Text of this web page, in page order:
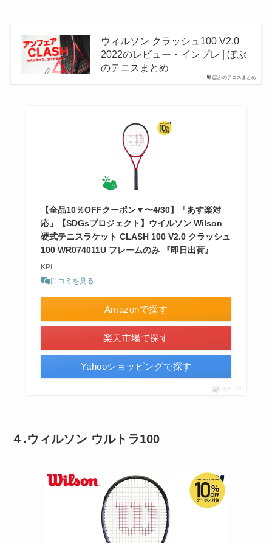
ぼぶのテニスまとめ
ウィルソン クラッシュ100 V2.0
2022のレビュー・インプレ | ぼぶ
のテニスまとめ
【全品10％OFFクーポン▼〜4/30】「あす楽対
応」【SDGsプロジェクト】ウイルソン Wilson
硬式テニスラケット CLASH 100 V2.0 クラッシュ
100 WR074011U フレームのみ 『即日出荷』
KPI
口コミを見る
Amazonで探す
楽天市場で探す
Yahooショッピングで探す
ポチップ
４.ウィルソン ウルトラ100